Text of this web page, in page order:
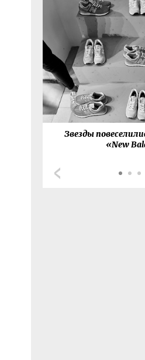
Звезды
«New